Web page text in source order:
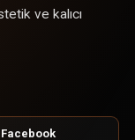
ve kalıcı
Facebook